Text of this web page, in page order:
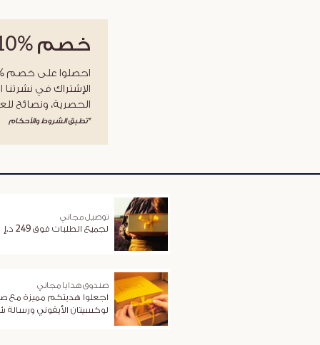
خصم %10
الإشتراك في نشرتنا
الحصرية، ونصائح
*تطبق الشروط والأحكام
توصيل مجاني
لجميع الطلبات فوق 249 د.إ
صندوق هدايا مجاني
اجعلوا هديتكم مميزة مع
لوكسيتان الأيقوني